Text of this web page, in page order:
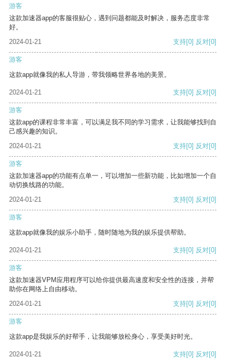
游客
这款加速器app的客服很贴心，遇到问题都能及时解决，服务态度非常
好。
2024-01-21
支持[0] 反对[0]
游客
这款app就像我的私人导游，带我领略世界各地的美景。
2024-01-21 支持[0] 反对[0]
游客
这款app的课程非常丰富，可以满足我不同的学习需求，让我能够找到自
己感兴趣的知识。
2024-01-21
支持[0] 反对[0]
游客
这款加速器app的功能有点单一，可以增加一些新功能，比如增加一个自
动切换线路的功能。
2024-01-21
支持[0] 反对[0]
游客
这款app就像我的娱乐小助手，随时随地为我的娱乐提供帮助。
2024-01-21 支持[0] 反对[0]
游客
这款加速器VPM应用程序可以给你提供最高速度和安全性的连接，并帮
助你在网络上自由移动。
2024-01-21
支持[0] 反对[0]
游客
这款app是我娱乐的好帮手，让我能够放松身心，享受美好时光。
2024-01-21 支持[0] 反对[0]